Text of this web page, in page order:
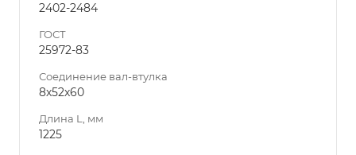
2402-2484
ГОСТ
25972-83
Соединение вал-втулка
8х52х60
Длина L, мм
1225